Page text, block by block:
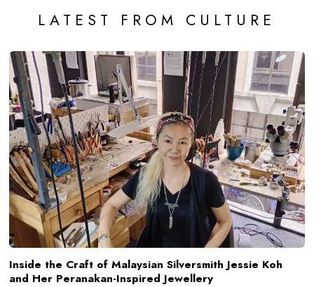
LATEST FROM CULTURE
Inside the Craft of Malaysian Silversmith Jessie Koh
and Her Peranakan-Inspired Jewellery